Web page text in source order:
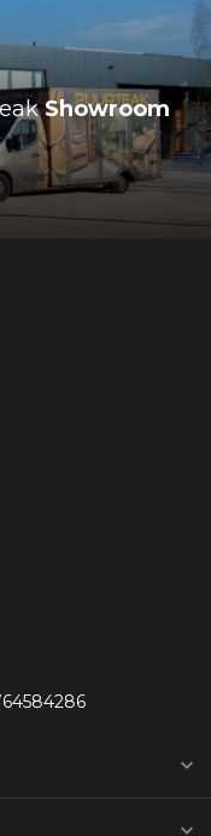
Showroom